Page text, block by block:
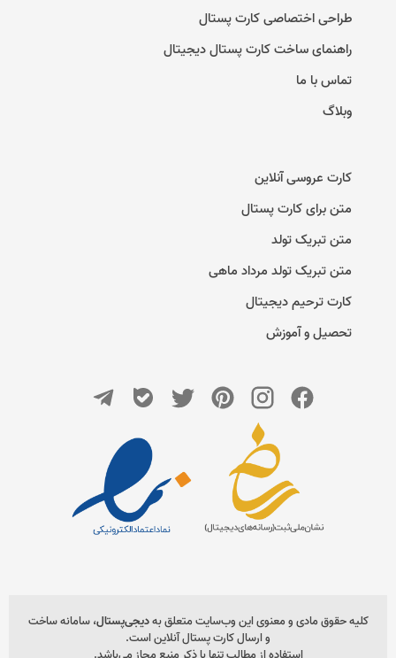
طراحی اختصاصی کارت پستال
راهنمای ساخت کارت پستال دیجیتال
تماس با ما
وبلاگ
کارت عروسی آنلاین
متن برای کارت پستال
متن تبریک تولد
متن تبریک تولد مرداد ماهی
کارت ترحیم دیجیتال
تحصیل و آموزش
کلیه حقوق مادی و معنوی این وب‌سایت متعلق بهدیجی‌پستال، سامانه ساخت
و ارسال کارت پستال آنلاین است.